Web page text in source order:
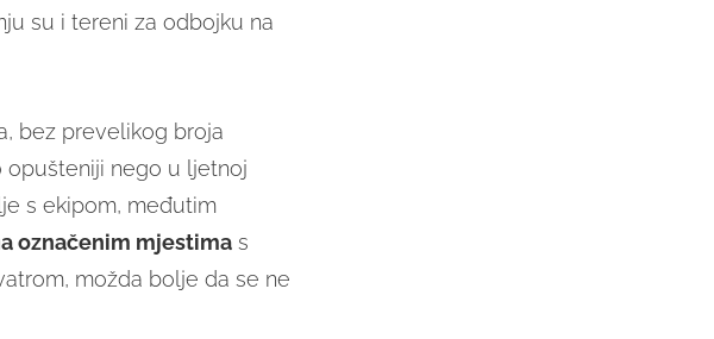
su i tereni za odbojku na
bez prevelikog broja
opušteniji nego u ljetnoj
s ekipom, međutim
označenim mjestimas
možda bolje da se ne